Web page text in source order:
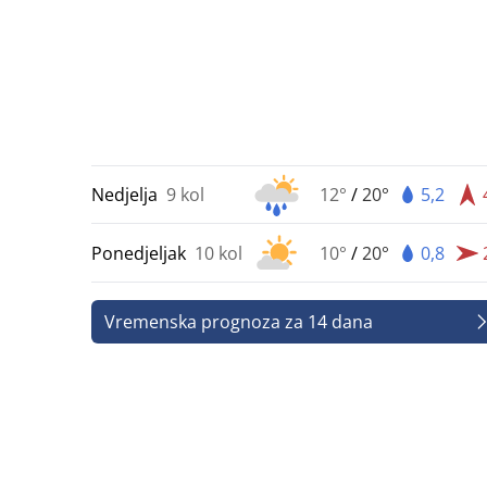
Nedjelja 9 kol 12° /20° 5,2
Ponedjeljak 10 kol 10° /20° 0,8
Vremenska prognoza za 14 dana